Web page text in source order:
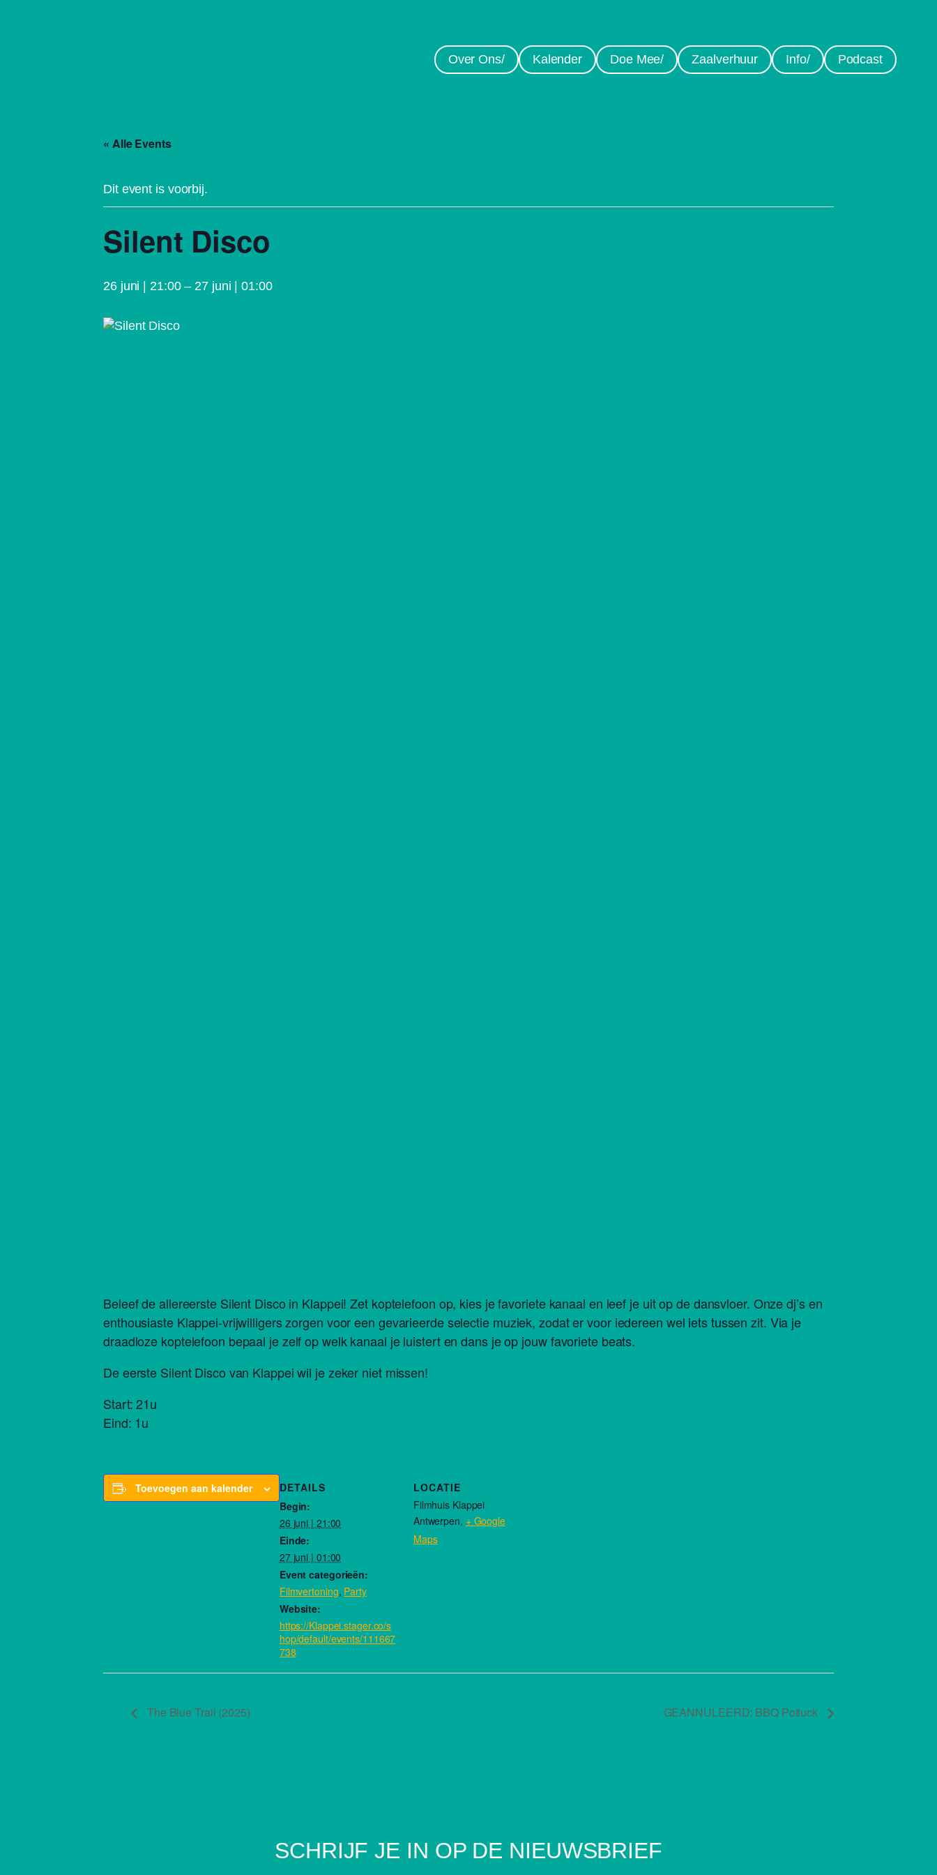
Over Ons/ Kalender Doe Mee/ Zaalverhuur Info/ Podcast
« Alle Events
Dit event is voorbij.
Silent Disco
26 juni | 21:00–27 juni | 01:00
Beleef de allereerste Silent Disco in Klappei! Zet koptelefoon op, kies je favoriete kanaal en leef je uit op de dansvloer. Onze dj’s en
enthousiaste Klappei-vrijwilligers zorgen voor een gevarieerde selectie muziek, zodat er voor iedereen wel iets tussen zit. Via je
draadloze koptelefoon bepaal je zelf op welk kanaal je luistert en dans je op jouw favoriete beats.
De eerste Silent Disco van Klappei wil je zeker niet missen!
Start: 21u
Eind: 1u
Toevoegen aan kalender
DETAILS
Begin:
26 juni | 21:00
Einde:
27 juni | 01:00
Event categorieën:
Filmvertoning, Party
Website:
https://Klappei.stager.co/s
hop/default/events/111667
738
LOCATIE
Filmhuis Klappei
Antwerpen, + Google
Maps
The Blue Trail (2025) GEANNULEERD: BBQ Potluck
SCHRIJF JE IN OP DE NIEUWSBRIEF